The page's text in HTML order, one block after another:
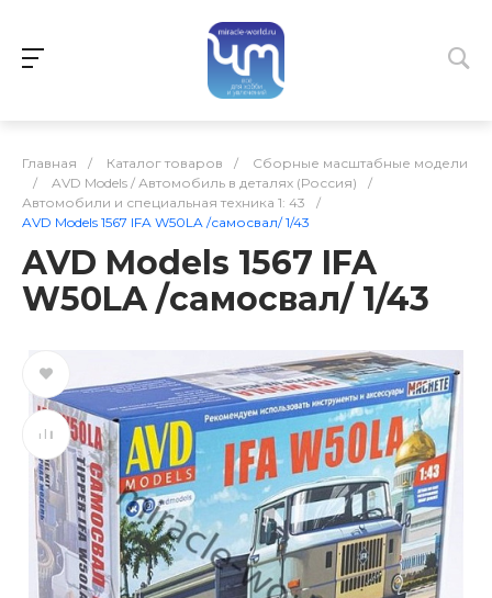
Главная / Каталог товаров /
Сборные масштабные модели
/
AVD Models / Автомобиль в деталях (Россия)
/
Автомобили и специальная техника 1: 43
/
AVD Models 1567 IFA W50LA /самосвал/ 1/43
AVD Models 1567 IFA
W50LA /самосвал/ 1/43